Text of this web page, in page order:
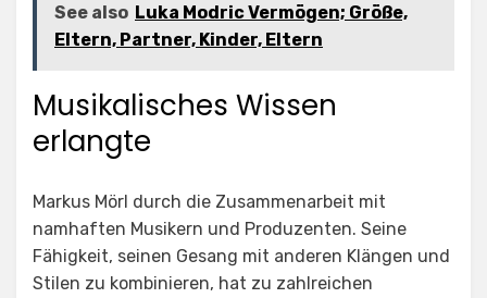
See also Luka Modric Vermögen; Größe,
Eltern, Partner, Kinder, Eltern
Musikalisches Wissen
erlangte
Markus Mörl durch die Zusammenarbeit mit
namhaften Musikern und Produzenten. Seine
Fähigkeit, seinen Gesang mit anderen Klängen und
Stilen zu kombinieren, hat zu zahlreichen